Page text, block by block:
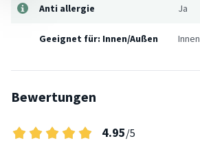
Anti allergie Ja
Geeignet für: Innen/Außen Innen
Bewertungen
4.95/5